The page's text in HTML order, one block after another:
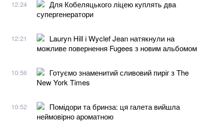
12:24
Для Кобеляцького ліцею куплять два
супергенератори
12:21
Lauryn Hill і Wyclef Jean натякнули на
можливе повернення Fugees з новим альбомом
10:56
Готуємо знаменитий сливовий пиріг з The
New York Times
10:52
Помідори та бринза: ця галета вийшла
неймовірно ароматною